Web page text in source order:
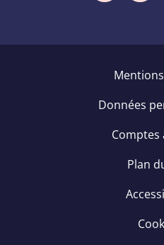
Données
Comptes
Plan